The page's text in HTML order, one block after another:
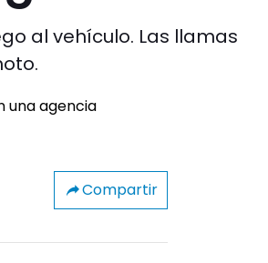
al vehículo. Las llamas
Compartir